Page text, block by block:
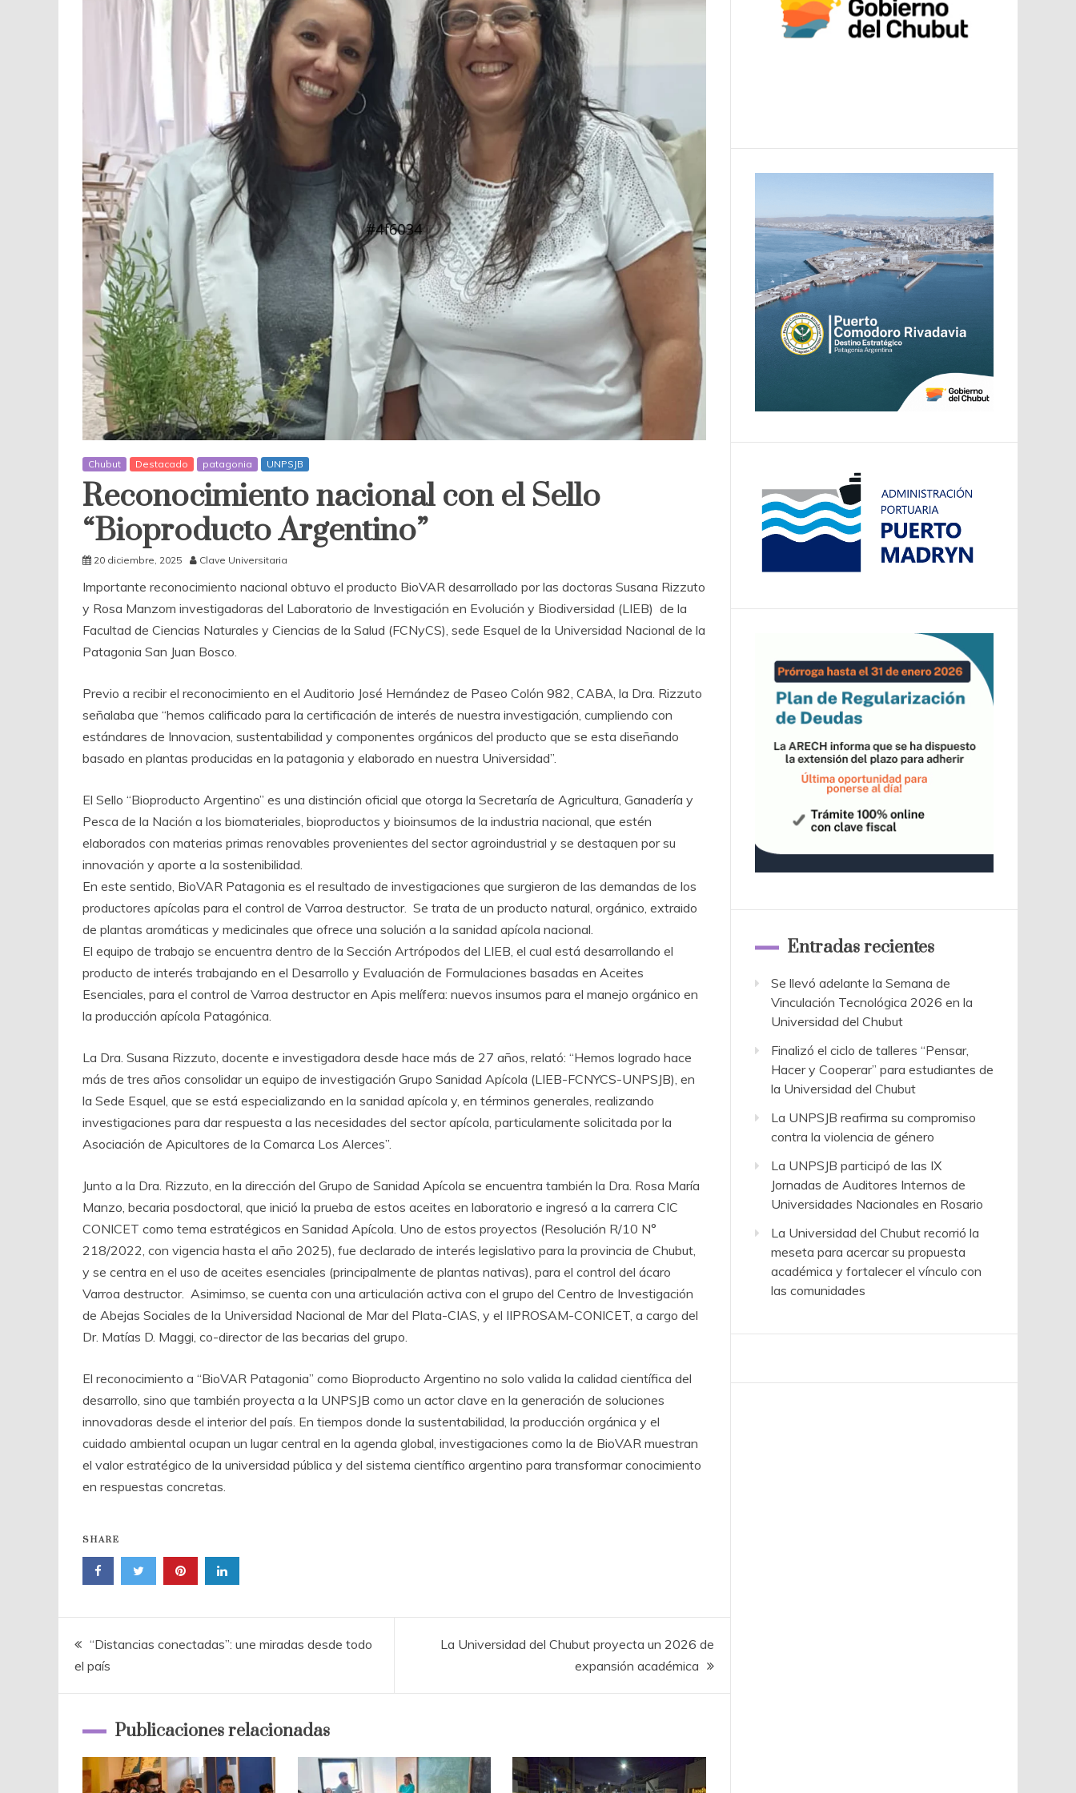
Chubut Destacado patagonia UNPSJB
Reconocimiento nacional con el Sello
“Bioproducto Argentino”
20 diciembre, 2025 Clave Universitaria
Importante reconocimiento nacional obtuvo el producto BioVAR desarrollado por las doctoras Susana Rizzuto
y Rosa Manzom investigadoras del Laboratorio de Investigación en Evolución y Biodiversidad (LIEB) de la
Facultad de Ciencias Naturales y Ciencias de la Salud (FCNyCS), sede Esquel de la Universidad Nacional de la
Patagonia San Juan Bosco.
Previo a recibir el reconocimiento en el Auditorio José Hernández de Paseo Colón 982, CABA, la Dra. Rizzuto
señalaba que “hemos calificado para la certificación de interés de nuestra investigación, cumpliendo con
estándares de Innovacion, sustentabilidad y componentes orgánicos del producto que se esta diseñando
basado en plantas producidas en la patagonia y elaborado en nuestra Universidad”.
El Sello “Bioproducto Argentino” es una distinción oficial que otorga la Secretaría de Agricultura, Ganadería y
Pesca de la Nación a los biomateriales, bioproductos y bioinsumos de la industria nacional, que estén
elaborados con materias primas renovables provenientes del sector agroindustrial y se destaquen por su
innovación y aporte a la sostenibilidad.
En este sentido, BioVAR Patagonia es el resultado de investigaciones que surgieron de las demandas de los
productores apícolas para el control de Varroa destructor. Se trata de un producto natural, orgánico, extraido
de plantas aromáticas y medicinales que ofrece una solución a la sanidad apícola nacional.
El equipo de trabajo se encuentra dentro de la Sección Artrópodos del LIEB, el cual está desarrollando el
producto de interés trabajando en el Desarrollo y Evaluación de Formulaciones basadas en Aceites
Esenciales, para el control de Varroa destructor en Apis melífera: nuevos insumos para el manejo orgánico en
la producción apícola Patagónica.
La Dra. Susana Rizzuto, docente e investigadora desde hace más de 27 años, relató: “Hemos logrado hace
más de tres años consolidar un equipo de investigación Grupo Sanidad Apícola (LIEB-FCNYCS-UNPSJB), en
la Sede Esquel, que se está especializando en la sanidad apícola y, en términos generales, realizando
investigaciones para dar respuesta a las necesidades del sector apícola, particulamente solicitada por la
Asociación de Apicultores de la Comarca Los Alerces”.
Junto a la Dra. Rizzuto, en la dirección del Grupo de Sanidad Apícola se encuentra también la Dra. Rosa María
Manzo, becaria posdoctoral, que inició la prueba de estos aceites en laboratorio e ingresó a la carrera CIC
CONICET como tema estratégicos en Sanidad Apícola. Uno de estos proyectos (Resolución R/10 N°
218/2022, con vigencia hasta el año 2025), fue declarado de interés legislativo para la provincia de Chubut,
y se centra en el uso de aceites esenciales (principalmente de plantas nativas), para el control del ácaro
Varroa destructor. Asimimso, se cuenta con una articulación activa con el grupo del Centro de Investigación
de Abejas Sociales de la Universidad Nacional de Mar del Plata-CIAS, y el IIPROSAM-CONICET, a cargo del
Dr. Matías D. Maggi, co-director de las becarias del grupo.
El reconocimiento a “BioVAR Patagonia” como Bioproducto Argentino no solo valida la calidad científica del
desarrollo, sino que también proyecta a la UNPSJB como un actor clave en la generación de soluciones
innovadoras desde el interior del país. En tiempos donde la sustentabilidad, la producción orgánica y el
cuidado ambiental ocupan un lugar central en la agenda global, investigaciones como la de BioVAR muestran
el valor estratégico de la universidad pública y del sistema científico argentino para transformar conocimiento
en respuestas concretas.
SHARE
Navegación
de
entradas
“Distancias conectadas”: une miradas desde todo
el país
La Universidad del Chubut proyecta un 2026 de
expansión académica
Publicaciones relacionadas
Entradas recientes
Se llevó adelante la Semana de
Vinculación Tecnológica 2026 en la
Universidad del Chubut
Finalizó el ciclo de talleres “Pensar,
Hacer y Cooperar” para estudiantes de
la Universidad del Chubut
La UNPSJB reafirma su compromiso
contra la violencia de género
La UNPSJB participó de las IX
Jornadas de Auditores Internos de
Universidades Nacionales en Rosario
La Universidad del Chubut recorrió la
meseta para acercar su propuesta
académica y fortalecer el vínculo con
las comunidades